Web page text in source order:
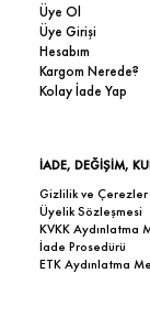
Üye Ol
Üye Girişi
Hesabım
Kargom Nerede?
Kolay İade Yap
İADE, DEĞİŞİM,
Gizlilik ve Çerezler
Üyelik Sözleşmesi
KVKK Aydınlatma
İade Prosedürü
ETK Aydınlatma